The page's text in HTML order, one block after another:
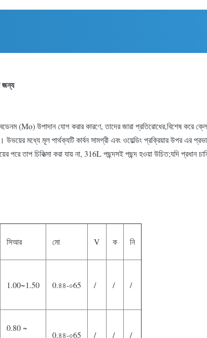
জন্য
(Mo) উপাদান যোগ করার কারণে, তাদের জারা প্রতিরোধের,বিশেষ করে
মধ্যে মূল পার্থক্যটি কার্বন সামগ্রী এবং ওয়েল্ডিং প্রক্রিয়ার উপর এর
পরে তাপ চিকিত্সা করা যায় না, 316L পছন্দসই পছন্দ হওয়া উচিত;যদি
সিআর মো V ক নি
1.00~1.50 0.৪৪-০65 / / /
0.80 ~
0.৪৪-০65 / / /